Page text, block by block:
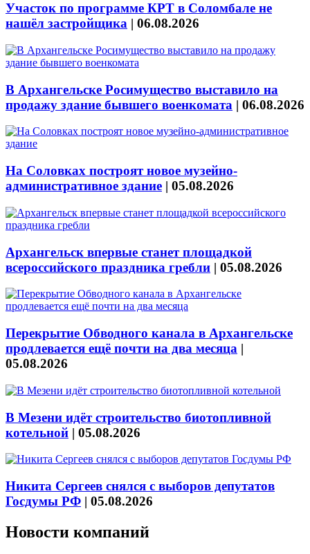
Участок по программе КРТ в Соломбале не
нашёл застройщика | 06.08.2026
В Архангельске Росимущество выставило на
продажу здание бывшего военкомата | 06.08.2026
На Соловках построят новое музейно-
административное здание | 05.08.2026
Архангельск впервые станет площадкой
всероссийского праздника гребли | 05.08.2026
Перекрытие Обводного канала в Архангельске
продлевается ещё почти на два месяца |
05.08.2026
В Мезени идёт строительство биотопливной
котельной | 05.08.2026
Никита Сергеев снялся с выборов депутатов
Госдумы РФ | 05.08.2026
Новости компаний